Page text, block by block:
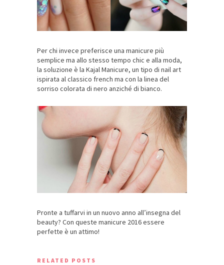
Per chi invece preferisce una manicure più
semplice ma allo stesso tempo chic e alla moda,
la soluzione è la Kajal Manicure, un tipo di nail art
ispirata al classico french ma con la linea del
sorriso colorata di nero anziché di bianco.
Pronte a tuffarvi in un nuovo anno all’insegna del
beauty? Con queste manicure 2016 essere
perfette è un attimo!
RELATED POSTS